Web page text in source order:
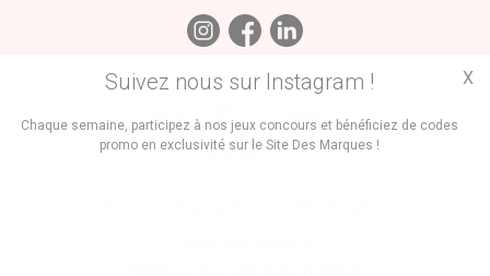
Suivez nous sur Instagram !
Chaque semaine, participez à nos jeux concours et bénéficiez de codes
promo en exclusivité sur le Site Des Marques !
X
Trouvez des
Promos Marques Boutiques